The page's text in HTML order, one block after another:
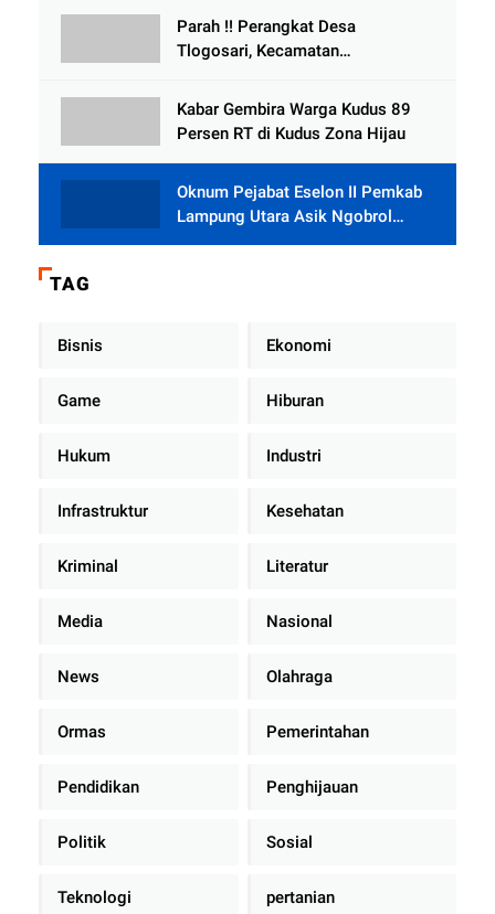
Parah !! Perangkat Desa
Tlogosari, Kecamatan
Rumah dari BAZNAS
Kabar Gembira Warga Kudus 89
Persen RT di Kudus Zona Hijau
Oknum Pejabat Eselon II Pemkab
Lampung Utara Asik Ngobrol
Dengan Teman Kencan Wanitanya
TAG
Bisnis Ekonomi
Game Hiburan
Hukum Industri
Infrastruktur Kesehatan
Kriminal Literatur
Media Nasional
News Olahraga
Ormas Pemerintahan
Pendidikan Penghijauan
Politik Sosial
Teknologi pertanian